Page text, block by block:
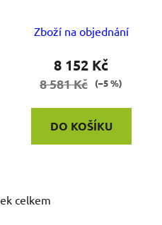
Zboží na objednání
8 152 Kč
8 581 Kč (–5 %)
DO KOŠÍKU
Ocelkem